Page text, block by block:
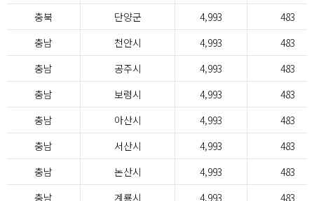
충북
단양군 4,993
483
충남
천안시 4,993
483
충남
공주시 4,993
483
충남
보령시 4,993
483
충남
아산시 4,993
483
충남
서산시 4,993
483
충남
논산시 4,993
483
충남
계룡시 4,993 483